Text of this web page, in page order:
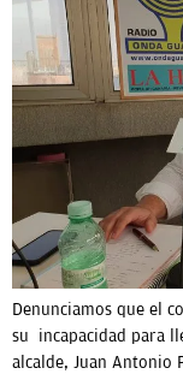
Denunciamos que el
su incapacidad para
alcalde, Juan Antonio